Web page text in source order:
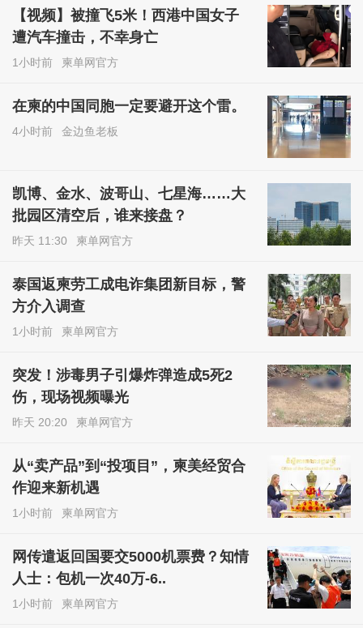
【视频】被撞飞5米！西港中国女子
遭汽车撞击，不幸身亡
1小时前 柬单网官方
在柬的中国同胞一定要避开这个雷。
4小时前 金边鱼老板
凯博、金水、波哥山、七星海……大
批园区清空后，谁来接盘？
昨天 11:30 柬单网官方
泰国返柬劳工成电诈集团新目标，警
方介入调查
1小时前 柬单网官方
突发！涉毒男子引爆炸弹造成5死2
伤，现场视频曝光
昨天 20:20 柬单网官方
从“卖产品”到“投项目”，柬美经贸合
作迎来新机遇
1小时前 柬单网官方
网传遣返回国要交5000机票费？知情
人士：包机一次40万-6..
1小时前 柬单网官方